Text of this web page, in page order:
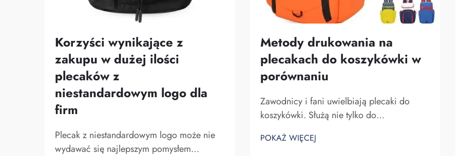
Korzyści wynikające z
zakupu w dużej ilości
plecaków z
niestandardowym logo dla
firm
Plecak z niestandardowym logo może nie
wydawać się najlepszym pomysłem
Metody drukowania na
plecakach do koszykówki w
porównaniu
Zawodnicy i fani uwielbiają plecaki do
koszykówki. Służą nie tylko do
ale także do pokazywania ducha zespołu
POKAŻ WIĘCEJ